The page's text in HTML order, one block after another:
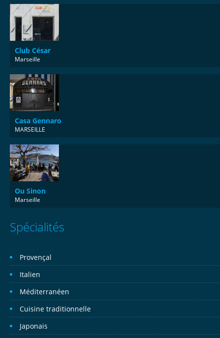
Club César
Marseille
Casa Gennaro
MARSEILLE
Ou Sinon
Marseille
Spécialités
Provençal
Italien
Méditerranéen
Cuisine traditionnelle
Japonais